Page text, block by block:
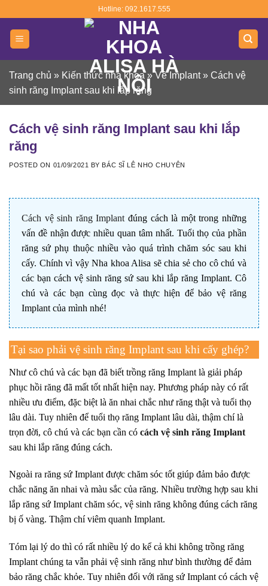
content
Hotline: 092.1617.555
Trang chủ » Kiến thức nha khoa»Về Implant» Cách vệ
sinh răng Implant sau khi lắp răng
Cách vệ sinh răng Implant sau khi lắp
răng
POSTED ON 01/09/2021 BY BÁC SĨ LÊ NHO CHUYÊN
Cách vệ sinh răng Implant đúng cách là một trong những
vấn đề nhận được nhiều quan tâm nhất. Tuổi thọ của phần
răng sứ phụ thuộc nhiều vào quá trình chăm sóc sau khi
cấy. Chính vì vậy Nha khoa Alisa sẽ chia sẻ cho cô chú và
các bạn cách vệ sinh răng sứ sau khi lắp răng Implant. Cô
chú và các bạn cùng đọc và thực hiện để bảo vệ răng
Implant của mình nhé!
Tại sao phải vệ sinh răng Implant sau khi cấy ghép?
Như cô chú và các bạn đã biết trồng răng Implant là giải pháp
phục hồi răng đã mất tốt nhất hiện nay. Phương pháp này có rất
nhiều ưu điểm, đặc biệt là ăn nhai chắc như răng thật và tuổi thọ
lâu dài. Tuy nhiên để tuổi thọ răng Implant lâu dài, thậm chí là
trọn đời, cô chú và các bạn cần có cách vệ sinh răng Implant
sau khi lắp răng đúng cách.
Ngoài ra răng sứ Implant được chăm sóc tốt giúp đảm bảo được
chắc năng ăn nhai và màu sắc của răng. Nhiều trường hợp sau khi
lắp răng sứ Implant chăm sóc, vệ sinh răng không đúng cách răng
bị ố vàng. Thậm chí viêm quanh Implant.
Tóm lại lý do thì có rất nhiều lý do kể cả khi không trồng răng
Implant chúng ta vẫn phải vệ sinh răng như bình thường để đảm
bảo răng chắc khỏe. Tuy nhiên đối với răng sứ Implant có cách vệ